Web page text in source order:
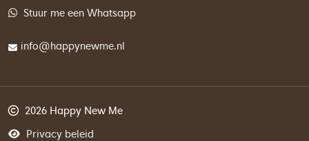
Stuur me een Whatsapp
info@happynewme.nl
2026 Happy New Me
Privacy beleid